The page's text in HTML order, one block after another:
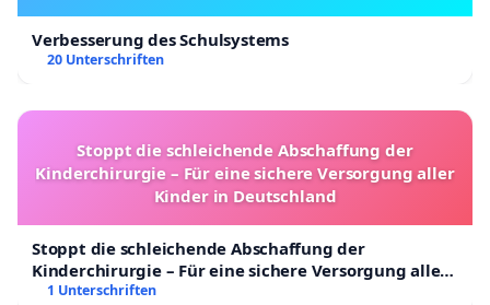
Verbesserung des Schulsystems
20 Unterschriften
Stoppt die schleichende Abschaffung der
Kinderchirurgie – Für eine sichere Versorgung aller
Kinder in Deutschland
Stoppt die schleichende Abschaffung der
Kinderchirurgie – Für eine sichere Versorgung aller
Kinder in Deutschland
1 Unterschriften